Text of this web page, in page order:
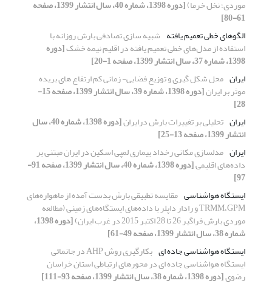
موردی؛ نخل خرما) [دوره 1398، شماره 40، سال انتشار 1399، صفحه
61-80]
الگوهای خطی تعمیم یافته شبیه سازی تصادفی بارش روزانه با
استفاده از مدل‌های خطی تعمیم یافته در اقلیم نیمه خشک[دوره
1398، شماره 37، سال انتشار 1399، صفحه 1-20]
ایران محل شکل گیری و توزیع فضایی- زمانی کم ارتفاع های بریده
موثر بر ایران [دوره 1398، شماره 39، سال انتشار 1399، صفحه 15-
28]
ایران تحلیلی بر تغییرات بارش درایران [دوره 1398، شماره 40، سال
انتشار 1399، صفحه 13-25]
ایران مدلسازی مکانی رخداد بیماری لمپی اسکین در ایران مبتنی بر
داده‌های اقلیمی [دوره 1398، شماره 40، سال انتشار 1399، صفحه 91-
97]
ایستگاه هواشناسی مقایسه تطبیقی بارش بدست آمده از ماهواره‌های
TRMM،GPM و رادار داپلر با داده‌های ایستگاه‌های زمینی (مطالعه
موردی بارش فراگیر 26 تا 28 اکتبر 2015 در غرب ایران) [دوره 1398،
شماره 38، سال انتشار 1399، صفحه 49-61]
ایستگاه هواشناسی جاده ای
بکارگیری روش AHP در جانمائی
ایستگاه هواشناسی جاده ای در محورهای ارتباطی استان خراسان
رضوی[دوره 1398، شماره 38، سال انتشار 1399، صفحه 93-111]